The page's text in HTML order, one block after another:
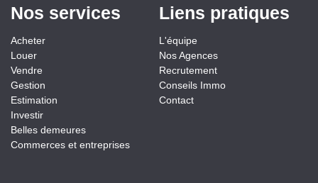
Nos services
Acheter
Louer
Vendre
Gestion
Estimation
Investir
Belles demeures
Commerces et entreprises
Liens pratiques
L'équipe
Nos Agences
Recrutement
Conseils Immo
Contact